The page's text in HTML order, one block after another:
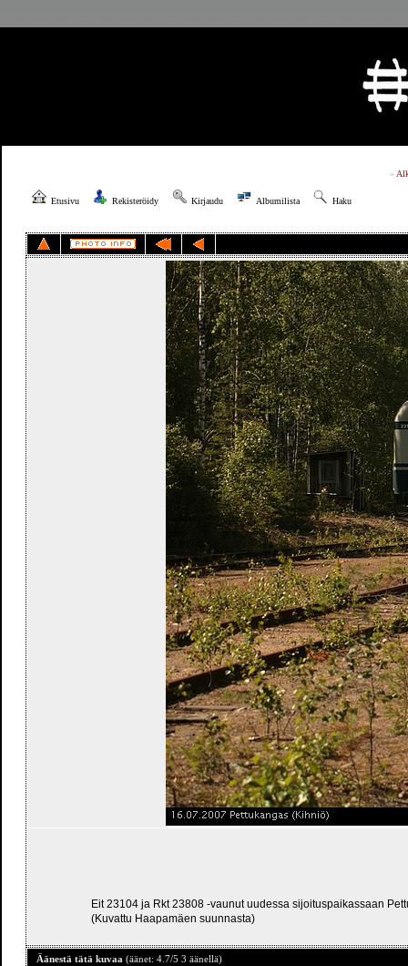
»
Etusivu Rekisteröidy Kirjaudu Albumilista Haku
Eit 23104 ja Rkt 23808 -vaunut uudessa sijoituspaikassaan
(Kuvattu Haapamäen suunnasta)
Äänestä tätä kuvaa (äänet: 4.7/5 3 äänellä)